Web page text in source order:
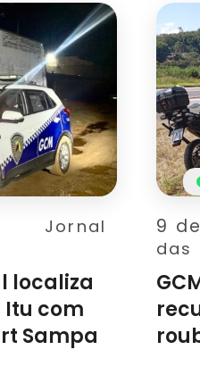
Jornal
localiza
com
Sampa
9
das